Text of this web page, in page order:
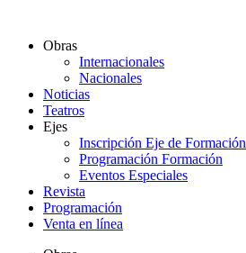
contenidoObras
Internacionales
Nacionales
Noticias
Teatros
Ejes
Inscripción Eje de Formación
Programación Formación
Eventos Especiales
Revista
Programación
Venta en línea